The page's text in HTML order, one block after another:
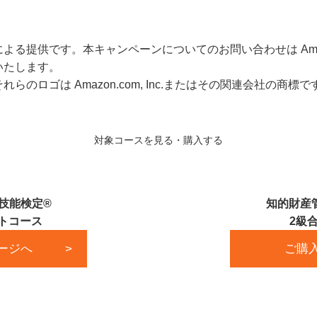
る提供です。本キャンペーンについてのお問い合わせは
します。
れらのロゴは Amazon.com, Inc. またはその関連会社の商標で
対象コースを見る・購入する
能検定®
コース
ジへ
知的財産
2級
ご購